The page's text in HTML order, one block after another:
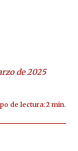
de 2025
de lectura:2 min.